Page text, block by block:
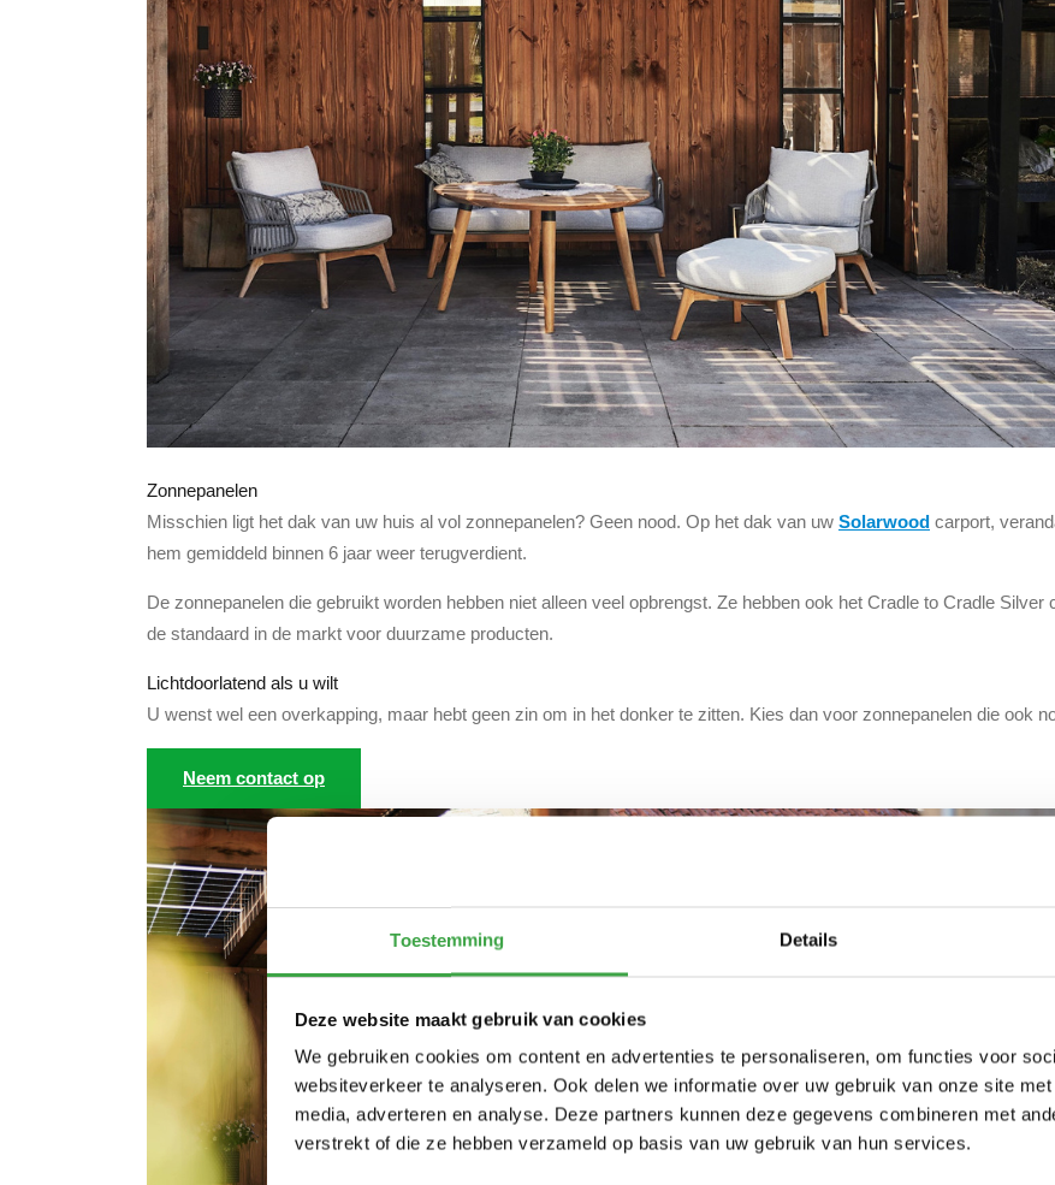
Toestemming Details
Deze website maakt gebruik van cookies
We gebruiken cookies om content en advertenties te personaliseren, om functies voor
websiteverkeer te analyseren. Ook delen we informatie over uw gebruik van onze site
media, adverteren en analyse. Deze partners kunnen deze gegevens combineren met
verstrekt of die ze hebben verzameld op basis van uw gebruik van hun services.
Zonnepanelen
Misschien ligt het dak van uw huis al vol zonnepanelen? Geen nood. Op het dak van uw Solarwood carport,
hem gemiddeld binnen 6 jaar weer terugverdient.
De zonnepanelen die gebruikt worden hebben niet alleen veel opbrengst. Ze hebben ook het Cradle to Cradle
de standaard in de markt voor duurzame producten.
Lichtdoorlatend als u wilt
U wenst wel een overkapping, maar hebt geen zin om in het donker te zitten. Kies dan voor zonnepanelen die ook
Neem contact op